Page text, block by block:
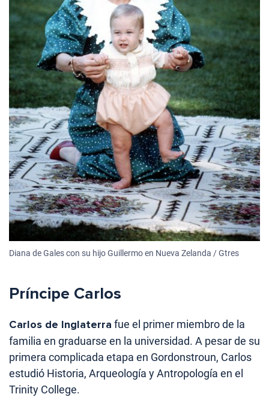
Diana de Gales con su hijo Guillermo en Nueva Zelanda / Gtres
Príncipe Carlos
Carlos de Inglaterra fue el primer miembro de la
familia en graduarse en la universidad. A pesar de su
primera complicada etapa en Gordonstroun, Carlos
estudió Historia, Arqueología y Antropología en el
Trinity College.